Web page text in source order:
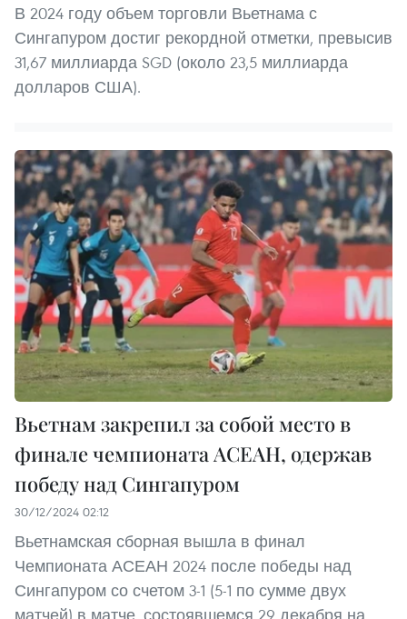
В 2024 году объем торговли Вьетнама с
Сингапуром достиг рекордной отметки, превысив
31,67 миллиарда SGD (около 23,5 миллиарда
долларов США).
Вьетнам закрепил за собой место в
финале чемпионата АСЕАН, одержав
победу над Сингапуром
30/12/2024 02:12
Вьетнамская сборная вышла в финал
Чемпионата АСЕАН 2024 после победы над
Сингапуром со счетом 3-1 (5-1 по сумме двух